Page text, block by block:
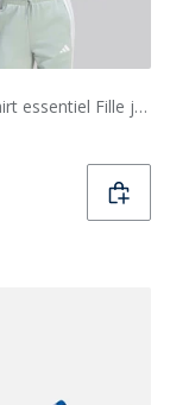
adidas T-shirt essentiel Fille junior Wonder Sage/Blanc